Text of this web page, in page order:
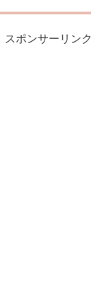
スポンサーリンク